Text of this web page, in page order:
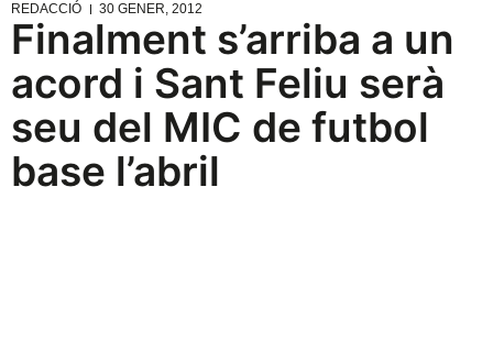
REDACCIÓ 30 GENER, 2012
Finalment s’arriba a un
acord i Sant Feliu serà
seu del MIC de futbol
base l’abril